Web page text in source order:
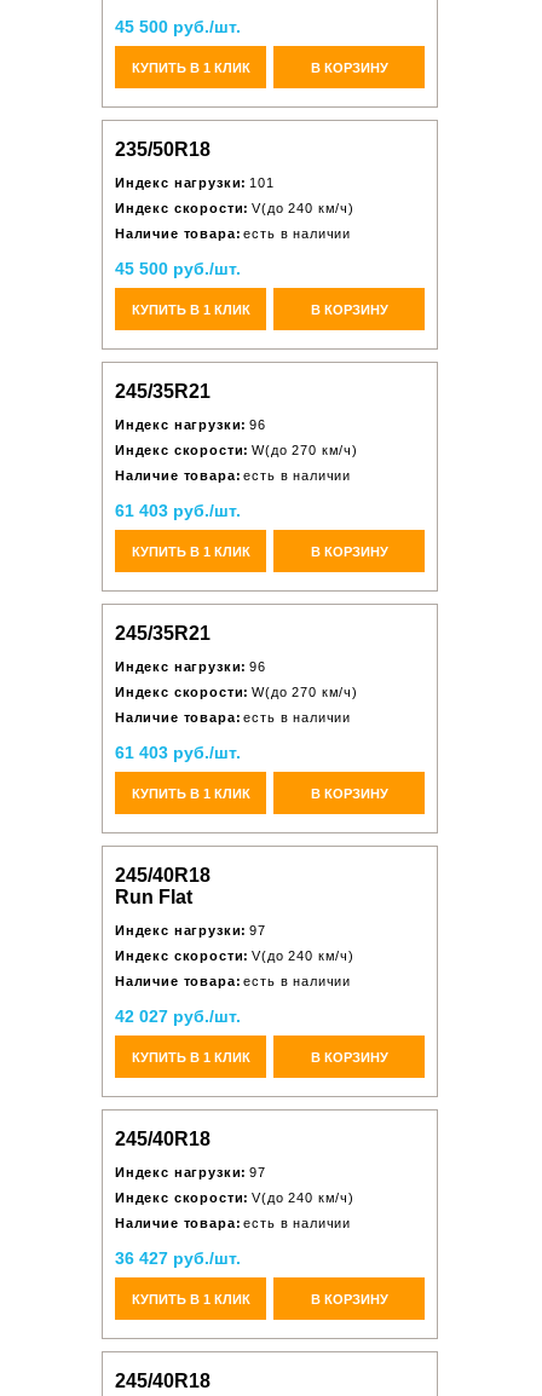
45 500 руб./шт.
КУПИТЬ В 1 КЛИК В КОРЗИНУ
235/50R18
Индекс нагрузки: 101
Индекс скорости: V(до 240 км/ч)
Наличие товара: есть в наличии
45 500 руб./шт.
КУПИТЬ В 1 КЛИК В КОРЗИНУ
245/35R21
Индекс нагрузки: 96
Индекс скорости: W(до 270 км/ч)
Наличие товара: есть в наличии
61 403 руб./шт.
КУПИТЬ В 1 КЛИК В КОРЗИНУ
245/35R21
Индекс нагрузки: 96
Индекс скорости: W(до 270 км/ч)
Наличие товара: есть в наличии
61 403 руб./шт.
КУПИТЬ В 1 КЛИК В КОРЗИНУ
245/40R18
Run Flat
Индекс нагрузки: 97
Индекс скорости: V(до 240 км/ч)
Наличие товара: есть в наличии
42 027 руб./шт.
КУПИТЬ В 1 КЛИК В КОРЗИНУ
245/40R18
Индекс нагрузки: 97
Индекс скорости: V(до 240 км/ч)
Наличие товара: есть в наличии
36 427 руб./шт.
КУПИТЬ В 1 КЛИК В КОРЗИНУ
245/40R18